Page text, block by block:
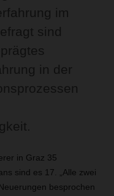
im
sind
in der
in Graz 35
sind es 17. „Alle zwei
besprochen